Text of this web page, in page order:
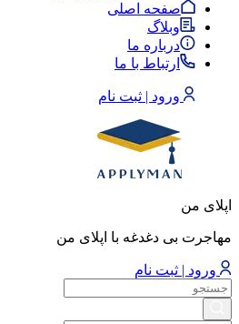
صفحه اصلی
وبلاگ
درباره ما
ارتباط با ما
ورود | ثبت نام
اپلای من
مهاجرت بی دغدغه با اپلای من
ورود | ثبت نام